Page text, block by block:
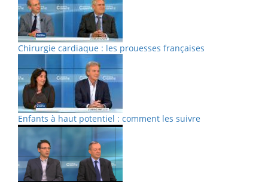
Chirurgie cardiaque : les prouesses françaises
Enfants à haut potentiel : comment les suivre